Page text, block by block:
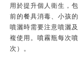
用於提升個人衛生，
前的餐具消毒、小孩
噴灑時需要注意噴灑
複使用。噴霧瓶每次
次）。